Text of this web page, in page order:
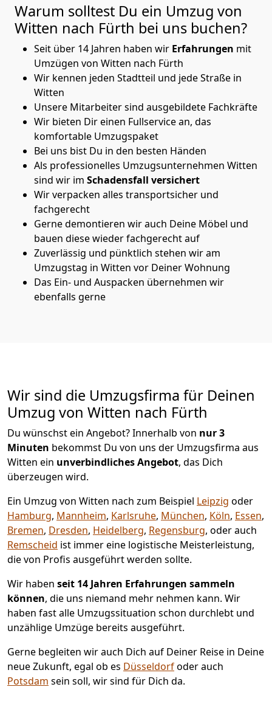
Warum solltest Du ein Umzug von
Witten nach Fürth bei uns buchen?
Seit über 14 Jahren haben wir Erfahrungen mit
Umzügen von Witten nach Fürth
Wir kennen jeden Stadtteil und jede Straße in
Witten
Unsere Mitarbeiter sind ausgebildete Fachkräfte
Wir bieten Dir einen Fullservice an, das
komfortable Umzugspaket
Bei uns bist Du in den besten Händen
Als professionelles Umzugsunternehmen Witten
sind wir im Schadensfall versichert
Wir verpacken alles transportsicher und
fachgerecht
Gerne demontieren wir auch Deine Möbel und
bauen diese wieder fachgerecht auf
Zuverlässig und pünktlich stehen wir am
Umzugstag in Witten vor Deiner Wohnung
Das Ein- und Auspacken übernehmen wir
ebenfalls gerne
Wir sind die Umzugsfirma für Deinen
Umzug von Witten nach Fürth
Du wünschst ein Angebot? Innerhalb von nur 3
Minuten bekommst Du von uns der Umzugsfirma aus
Witten ein unverbindliches Angebot, das Dich
überzeugen wird.
Ein Umzug von Witten nach zum Beispiel Leipzig oder
Hamburg, Mannheim, Karlsruhe, München, Köln, Essen,
Bremen, Dresden, Heidelberg, Regensburg, oder auch
Remscheid ist immer eine logistische Meisterleistung,
die von Profis ausgeführt werden sollte.
Wir haben seit 14 Jahren Erfahrungen sammeln
können, die uns niemand mehr nehmen kann. Wir
haben fast alle Umzugssituation schon durchlebt und
unzählige Umzüge bereits ausgeführt.
Gerne begleiten wir auch Dich auf Deiner Reise in Deine
neue Zukunft, egal ob es Düsseldorfoder auch
Potsdam sein soll, wir sind für Dich da.